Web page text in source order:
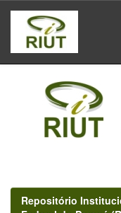
Skip
navigation
Repositório